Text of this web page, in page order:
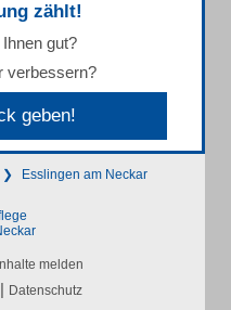
zählt!
gut?
verbessern?
geben!
Esslingen am Neckar
Inhalte melden
| Datenschutz